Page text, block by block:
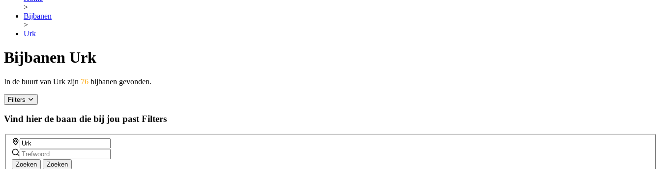
>
Bijbanen
>
Urk
Bijbanen Urk
In de buurt van Urk zijn 76 bijbanen gevonden.
Filters
Vind hier de baan die bij jou past Filters
Zoeken Zoeken